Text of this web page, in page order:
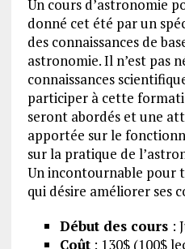
Un cours d’astronomie
donné cet été par un
des connaissances de
astronomie. Il n’est pas
connaissances
participer à cette
seront abordés et une
apportée sur le
sur la pratique de
Un incontournable pour
qui désire améliorer ses
Début des cours :
Coût: 130$ (100$